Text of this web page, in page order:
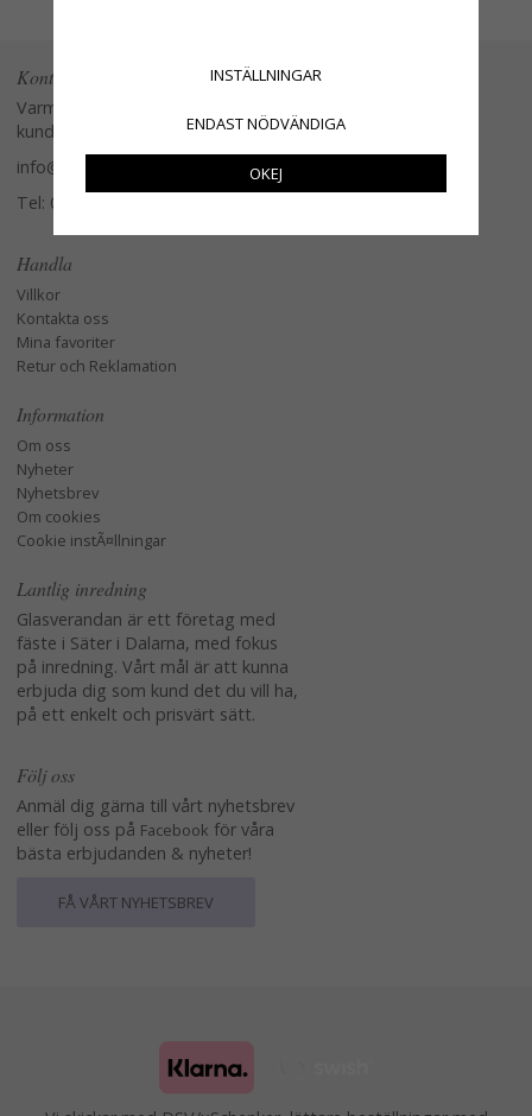
Kontakta oss
Varmt välkommen att kontakta vår
kundtjänst.
info@glasverandan.se
Tel: 079-3495968
Handla
Villkor
Kontakta oss
Mina favoriter
Retur och Reklamation
Information
Om oss
Nyheter
Nyhetsbrev
Om cookies
Cookie instÃ¤llningar
Lantlig inredning
Glasverandan är ett företag med
fäste i Säter i Dalarna, med fokus
på inredning. Vårt mål är att kunna
erbjuda dig som kund det du vill ha,
på ett enkelt och prisvärt sätt.
Följ oss
Anmäl dig gärna till vårt nyhetsbrev
eller följ oss på Facebook för våra
bästa erbjudanden & nyheter!
FÅ VÅRT NYHETSBREV
INSTÄLLNINGAR
ENDAST NÖDVÄNDIGA
OKEJ